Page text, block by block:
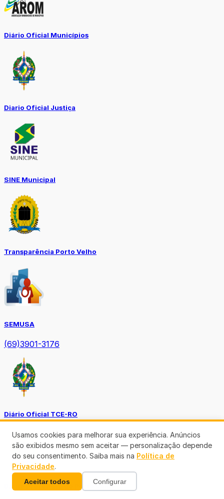
Diário Oficial Municípios
Diario Oficial Justiça
SINE Municipal
Transparência Porto Velho
SEMUSA
(69)3901-3176
Diário Oficial TCE-RO
Diário Prefeitura de Porto Velho
Usamos cookies para melhorar sua experiência. Anúncios
são exibidos mesmo sem aceitar — personalização depende
do seu consentimento. Saiba mais na Política de
Privacidade.
Aceitar todos Configurar